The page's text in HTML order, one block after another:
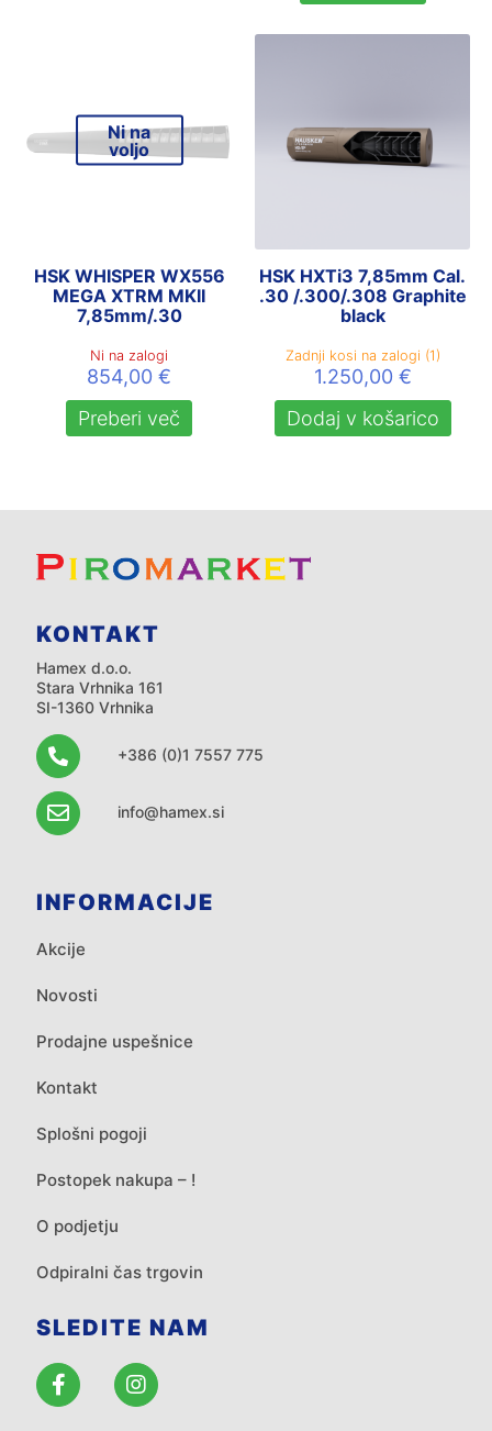
Ni na
voljo
HSK WHISPER WX556
MEGA XTRM MKII
7,85mm/.30
Ni na zalogi
854,00€
Preberi več
HSK HXTi3 7,85mm Cal.
.30 /.300/.308 Graphite
black
Zadnji kosi na zalogi (1)
1.250,00 €
Dodaj v košarico
KONTAKT
Hamex d.o.o.
Stara Vrhnika 161
SI-1360 Vrhnika
+386 (0)1 7557 775
info@hamex.si
INFORMACIJE
Akcije
Novosti
Prodajne uspešnice
Kontakt
Splošni pogoji
Postopek nakupa – !
O podjetju
Odpiralni čas trgovin
SLEDITE NAM